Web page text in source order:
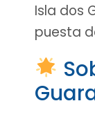
Isla dos
puesta